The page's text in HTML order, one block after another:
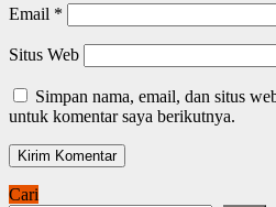
Email *
Situs Web
Simpan nama, email, dan situs
untuk komentar saya berikutnya.
Cari